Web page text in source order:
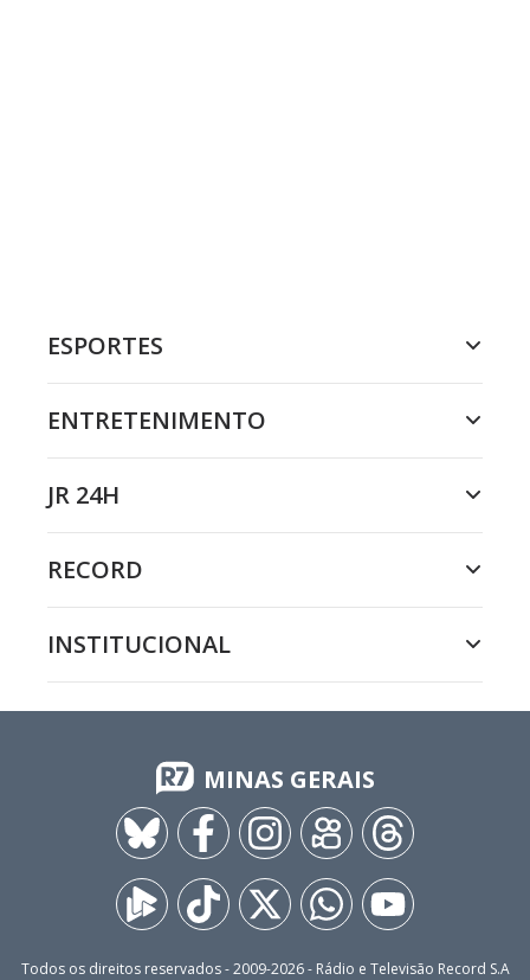
ESPORTES
ENTRETENIMENTO
JR 24H
RECORD
INSTITUCIONAL
MINAS GERAIS
Todos os direitos reservados - 2009-2026- Rádio e Televisão Record S.A